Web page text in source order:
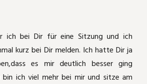
ich bei Dir für eine Sitzung und ich
kurz bei Dir melden. Ich hatte Dir ja
es mir deutlich besser ging
bin ich viel mehr bei mir und sitze am